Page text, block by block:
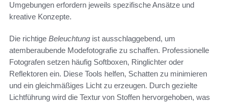
Umgebungen erfordern jeweils spezifische Ansätze und
kreative Konzepte.
Die richtige Beleuchtung ist ausschlaggebend, um
atemberaubende Modefotografie zu schaffen. Professionelle
Fotografen setzen häufig Softboxen, Ringlichter oder
Reflektoren ein. Diese Tools helfen, Schatten zu minimieren
und ein gleichmäßiges Licht zu erzeugen. Durch gezielte
Lichtführung wird die Textur von Stoffen hervorgehoben, was